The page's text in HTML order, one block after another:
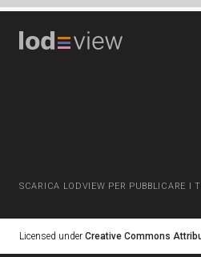
SCARICA LODVIEW PER PUBBLICARE I
Licensed under Creative Commons